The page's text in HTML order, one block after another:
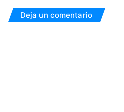
Deja un comentario